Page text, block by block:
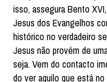
isso, assegura Bento
Jesus dos Evangelhos
histórico no verdadeiro
Jesus não provém de
seja. Vem do contacto
do ver aquilo que está